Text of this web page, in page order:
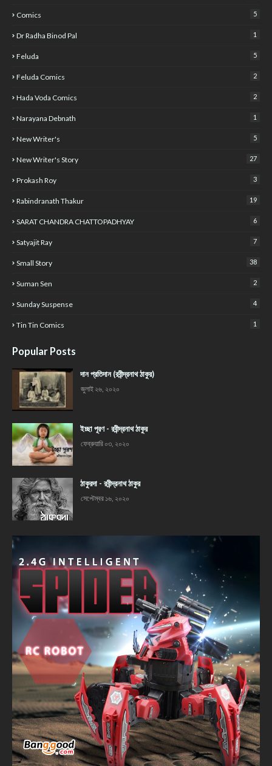
Comics 5
Dr Radha Binod Pal 1
Feluda 5
Feluda Comics 2
Hada Voda Comics 2
Narayana Debnath 1
New Writer's 5
New Writer's Story 27
Prokash Roy 3
Rabindranath Thakur 19
SARAT CHANDRA CHATTOPADHYAY 6
Satyajit Ray 7
Small Story 38
Suman Sen 2
Sunday Suspense 4
Tin Tin Comics 1
Popular Posts
দান প্রতিদান (রবীন্দ্রনাথ ঠাকুর)
জুলাই ২৬, ২০২০
ইচ্ছা পূরণ - রবীন্দ্রনাথ ঠাকুর
ফেব্রুয়ারি ০৩, ২০২০
ঠাকুরদা - রবীন্দ্রনাথ ঠাকুর
সেপ্টেম্বর ১৬, ২০২০